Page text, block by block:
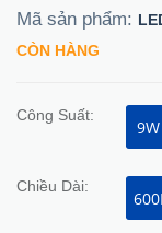
Mã sản phẩm:
CÒN HÀNG
Công Suất:
9W
Chiều Dài: